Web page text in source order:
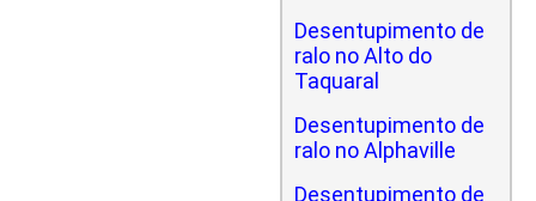
Desentupimento de
ralo no Alto do
Taquaral
Desentupimento de
ralo no Alphaville
Desentupimento de